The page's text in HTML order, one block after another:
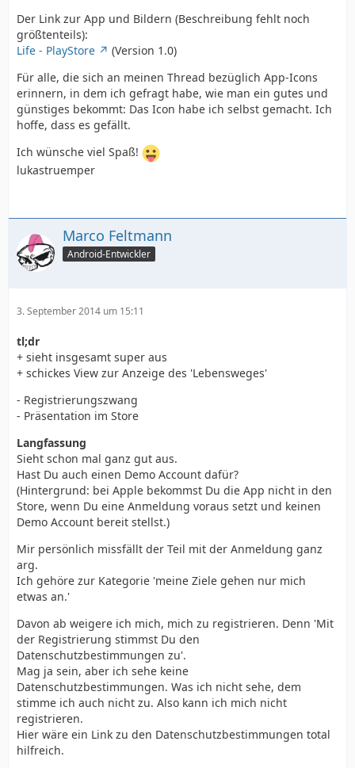
Der Link zur App und Bildern (Beschreibung fehlt noch
größtenteils):
Life - PlayStore
(Version 1.0)
Für alle, die sich an meinen Thread bezüglich App-Icons
erinnern, in dem ich gefragt habe, wie man ein gutes und
günstiges bekommt: Das Icon habe ich selbst gemacht. Ich
hoffe, dass es gefällt.
Ich wünsche viel Spaß!
lukastruemper
Marco Feltmann
Android-Entwickler
3. September 2014 um 15:11
tl;dr
+ sieht insgesamt super aus
+ schickes View zur Anzeige des 'Lebensweges'
- Registrierungszwang
- Präsentation im Store
Langfassung
Sieht schon mal ganz gut aus.
Hast Du auch einen Demo Account dafür?
(Hintergrund: bei Apple bekommst Du die App nicht in den
Store, wenn Du eine Anmeldung voraus setzt und keinen
Demo Account bereit stellst.)
Mir persönlich missfällt der Teil mit der Anmeldung ganz
arg.
Ich gehöre zur Kategorie 'meine Ziele gehen nur mich
etwas an.'
Davon ab weigere ich mich, mich zu registrieren. Denn 'Mit
der Registrierung stimmst Du den
Datenschutzbestimmungen zu'.
Mag ja sein, aber ich sehe keine
Datenschutzbestimmungen. Was ich nicht sehe, dem
stimme ich auch nicht zu. Also kann ich mich nicht
registrieren.
Hier wäre ein Link zu den Datenschutzbestimmungen total
hilfreich.